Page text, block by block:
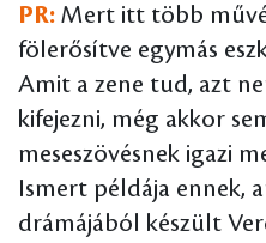
PR: Mert itt több
fölerősítve egymás
Amit a zene tud, azt
kifejezni, még akkor
meseszövésnek igazi
Ismert példája ennek,
drámájából készült